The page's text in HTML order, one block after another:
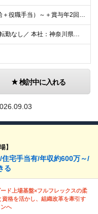
月給41万円（基本給＋役職手当）～＋賞与年2回＋資格手当 ※経験・スキルを考慮の上、当社規定により優遇致します ※管理職のため残業代はございません ※役職手当6万円を含みます ※管理業務主任者は資格
＼横浜駅徒歩5分！転勤なし／ 本社：神奈川県横浜市西区高島2-6-32 横浜東口ウィスポートビル8F ※(変更の範囲)上記を除く当社関連勤務地
検討中に入れる
】
宅手当有/年収約600万～/
る
ド上場基盤×フルフレックスの柔
資格を活かし、組織改革を牽引す
へ